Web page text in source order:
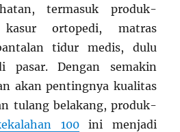
termasuk produk-
ortopedi, matras
tidur medis, dulu
pasar. Dengan semakin
akan pentingnya kualitas
tulang belakang, produk-
100ini menjadi